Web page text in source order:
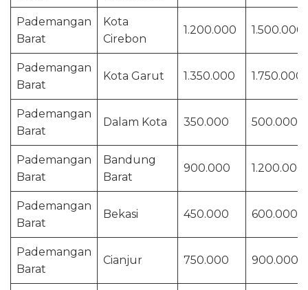
Pademangan
Barat
Kota
Cirebon
1.200.000 1.500.000
Pademangan
Barat
Kota Garut 1.350.000 1.750.000
Pademangan
Barat
Dalam Kota 350.000 500.000
Pademangan
Barat
Bandung
Barat
900.000 1.200.000
Pademangan
Barat
Bekasi 450.000 600.000
Pademangan
Barat
Cianjur 750.000 900.000